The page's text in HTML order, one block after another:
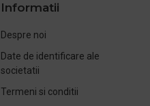
Informatii
Despre noi
Date de identificare ale
societatii
Termeni si conditii